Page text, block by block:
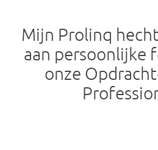
Mijn Prolinq
aan persoonlijke
onze